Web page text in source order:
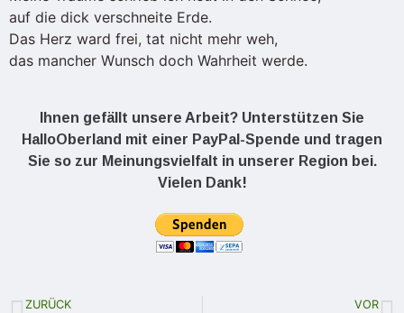
auf die dick verschneite Erde.
Das Herz ward frei, tat nicht mehr weh,
das mancher Wunsch doch Wahrheit werde.
Ihnen gefällt unsere Arbeit? Unterstützen Sie
HalloOberland mit einer PayPal-Spende und tragen
Sie so zur Meinungsvielfalt in unserer Region bei.
Vielen Dank!
ZURÜCK VOR